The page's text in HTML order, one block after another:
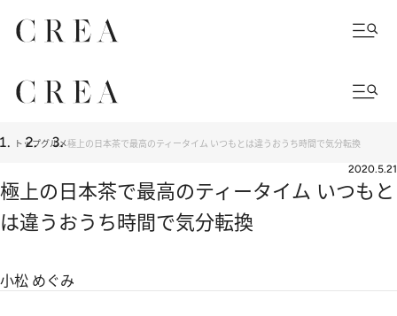
トップグルメ極上の日本茶で最高のティータイム いつもとは違うおうち時間で気分転換
2020.5.21
極上の日本茶で最高のティータイム いつもと
は違うおうち時間で気分転換
小松 めぐみ